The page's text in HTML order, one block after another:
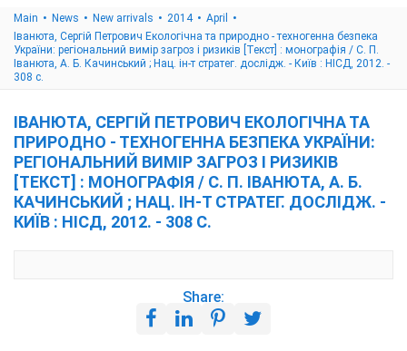
Main News New arrivals 2014
April
Іванюта, Сергій Петрович Екологічна та природно - техногенна безпека
України: регіональний вимір загроз і ризиків [Текст] : монографія / С. П.
Іванюта, А. Б. Качинський ; Нац. ін-т стратег. дослідж. - Київ : НІСД, 2012. -
308 с.
ІВАНЮТА, СЕРГІЙ ПЕТРОВИЧ ЕКОЛОГІЧНА ТА
ПРИРОДНО - ТЕХНОГЕННА БЕЗПЕКА УКРАЇНИ:
РЕГІОНАЛЬНИЙ ВИМІР ЗАГРОЗ І РИЗИКІВ
[ТЕКСТ] : МОНОГРАФІЯ / С. П. ІВАНЮТА, А. Б.
КАЧИНСЬКИЙ ; НАЦ. ІН-Т СТРАТЕГ. ДОСЛІДЖ. -
КИЇВ : НІСД, 2012. - 308 С.
Share: